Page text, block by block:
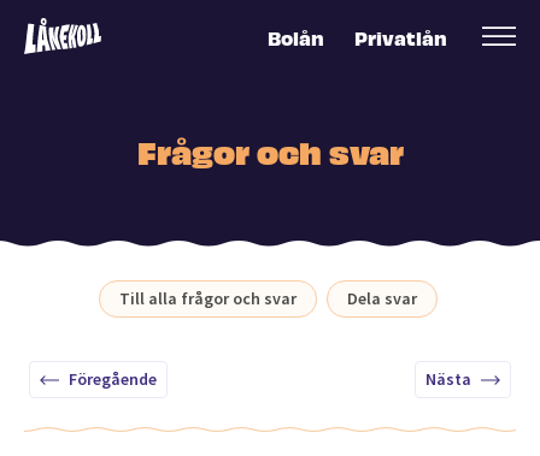
Bolån Privatlån
Frågor och svar
Till alla frågor och svar Dela svar
Föregående Nästa